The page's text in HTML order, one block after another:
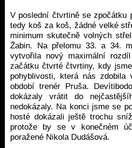
V poslední čtvrtině se zpočátku
tedy koš za koš, žádné velké
minimum skutečně volných
Žabin. Na přelomu 33. a 34.
vytvořila nový maximální
začátku čtvrté čtvrtiny, kdy
pohyblivosti, která nás zdobila
období trenér Pruša.
dokázaly vrátit do
nedokázaly. Na konci jsme se
hosté dokázali ještě trochu
protože by se v konečném
poražené Nikola Dudášová.